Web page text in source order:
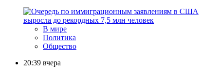
В мире
Политика
Общество
20:39 вчера